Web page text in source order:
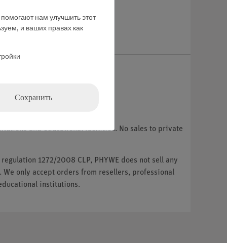
and educational facilities. No sales to private
1272/2008 CLP, PHYWE does not sell any
only accept orders from resellers, professional
institutions.
нам улучшить этот
и ваших правах как
Сохранить